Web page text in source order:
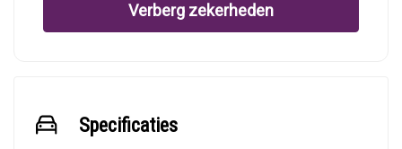
Verberg zekerheden
Specificaties